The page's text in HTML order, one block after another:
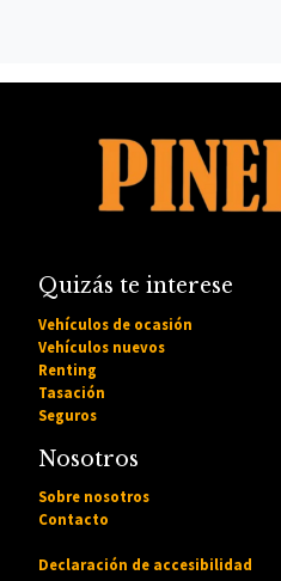
Quizás te interese
Vehículos de ocasión
Vehículos nuevos
Renting
Tasación
Seguros
Nosotros
Sobre nosotros
Contacto
Declaración de accesibilidad